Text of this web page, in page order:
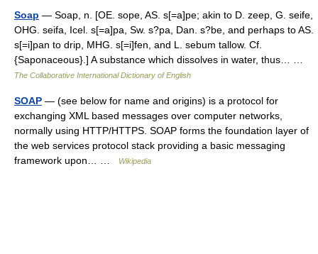
Soap — Soap, n. [OE. sope, AS. s[=a]pe; akin to D. zeep, G. seife,
OHG. seifa, Icel. s[=a]pa, Sw. s?pa, Dan. s?be, and perhaps to AS.
s[=i]pan to drip, MHG. s[=i]fen, and L. sebum tallow. Cf.
{Saponaceous}.] A substance which dissolves in water, thus… …
The Collaborative International Dictionary of English
SOAP — (see below for name and origins) is a protocol for
exchanging XML based messages over computer networks,
normally using HTTP/HTTPS. SOAP forms the foundation layer of
the web services protocol stack providing a basic messaging
framework upon… …
Wikipedia